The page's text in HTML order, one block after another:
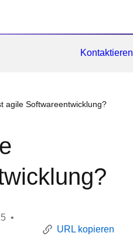
Kontaktieren
agile Softwareentwicklung?
•
URL kopieren